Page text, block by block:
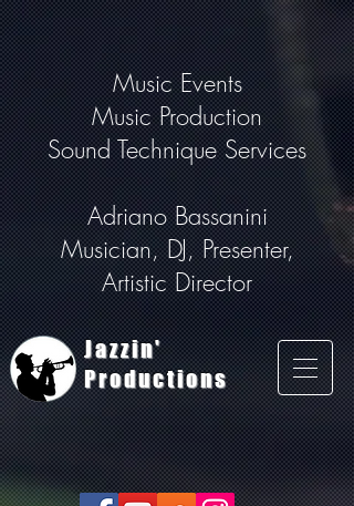
Music Events
Music Production
Sound Technique Services
Adriano Bassanini
Musician, DJ, Presenter,
Artistic Director
Jazzin'
Productions